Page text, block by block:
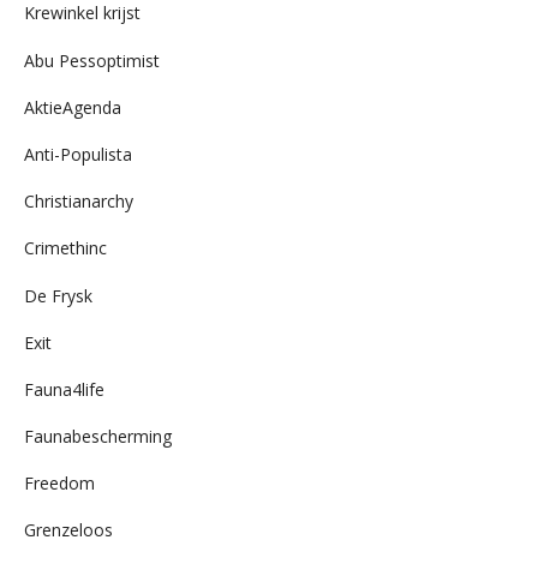
Krewinkel krijst
Abu Pessoptimist
AktieAgenda
Anti-Populista
Christianarchy
Crimethinc
De Frysk
Exit
Fauna4life
Faunabescherming
Freedom
Grenzeloos